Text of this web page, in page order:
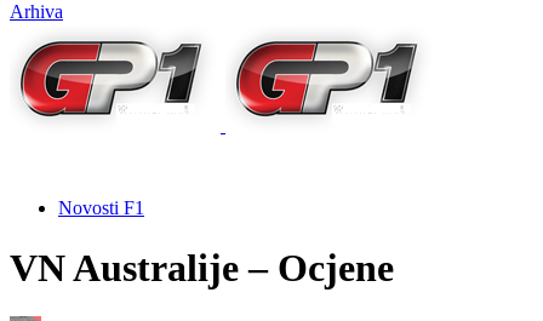
Arhiva
Novosti F1
VN Australije – Ocjene